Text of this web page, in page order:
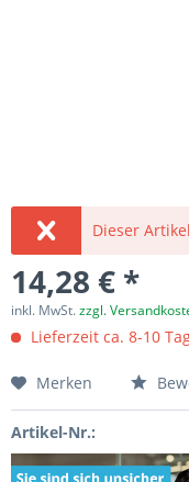
Dieser
14,28 € *
inkl. MwSt.zzgl.
Lieferzeit ca. 8-10
Merken
Artikel-Nr.: